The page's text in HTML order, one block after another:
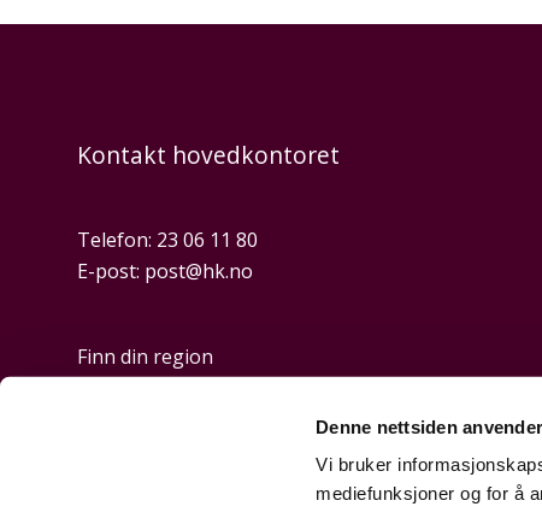
Denne nettsiden
Vi bruker
mediefunksjoner og for å
Kontakt hovedkontoret
Telefon: 23 06 11 80
E-post: post@hk.no
Finn din region